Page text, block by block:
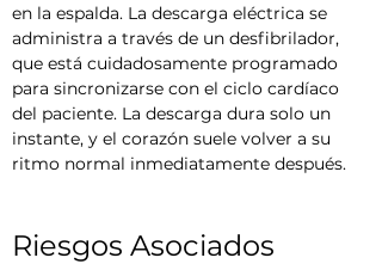
en la espalda. La descarga eléctrica se
administra a través de un desfibrilador,
que está cuidadosamente programado
para sincronizarse con el ciclo cardíaco
del paciente. La descarga dura solo un
instante, y el corazón suele volver a su
ritmo normal inmediatamente después.
Riesgos Asociados